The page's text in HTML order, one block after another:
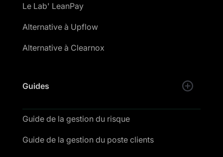
Le Lab' LeanPay
Alternative à Upflow
Alternative à Clearnox
Guides
Guide de la gestion du risque
Guide de la gestion du poste clients